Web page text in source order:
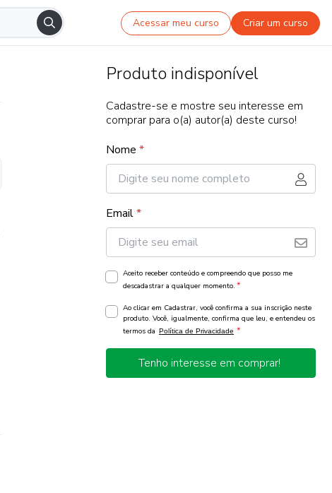
Acessar meu curso Criar um curso
Produto indisponível
Cadastre-se e mostre seu interesse em
comprar para o(a) autor(a) deste curso!
Nome *
Email*
Aceito receber conteúdo e compreendo que posso me
descadastrar a qualquer momento. *
Ao clicar em Cadastrar, você confirma a sua inscrição neste
produto. Você, igualmente, confirma que leu, e entendeu os
termos da Política de Privacidade *
Tenho interesse em comprar!